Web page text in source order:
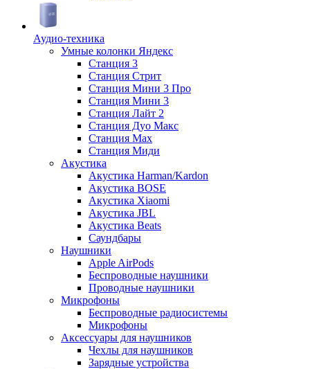
Аудио-техника
Умные колонки Яндекс
Станция 3
Станция Стрит
Станция Мини 3 Про
Станция Мини 3
Станция Лайт 2
Станция Дуо Макс
Станция Max
Станция Миди
Акустика
Акустика Harman/Kardon
Акустика BOSE
Акустика Xiaomi
Акустика JBL
Акустика Beats
Саундбары
Наушники
Apple AirPods
Беспроводные наушники
Проводные наушники
Микрофоны
Беспроводные радиосистемы
Микрофоны
Аксессуары для наушников
Чехлы для наушников
Зарядные устройства